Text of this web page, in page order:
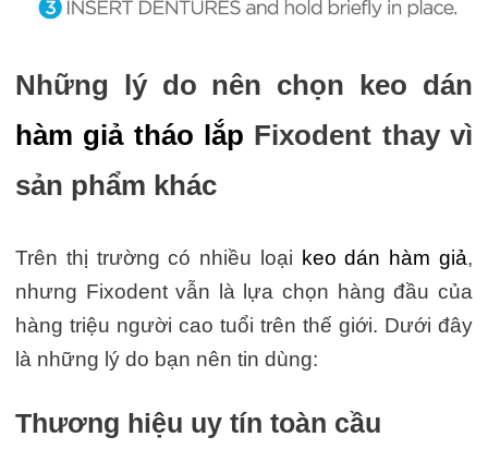
Những lý do nên chọn keo dán
hàm giả tháo lắp Fixodent thay vì
sản phẩm khác
Trên thị trường có nhiều loại keo dán hàm giả,
nhưng Fixodent vẫn là lựa chọn hàng đầu của
hàng triệu người cao tuổi trên thế giới. Dưới đây
là những lý do bạn nên tin dùng:
Thương hiệu uy tín toàn cầu